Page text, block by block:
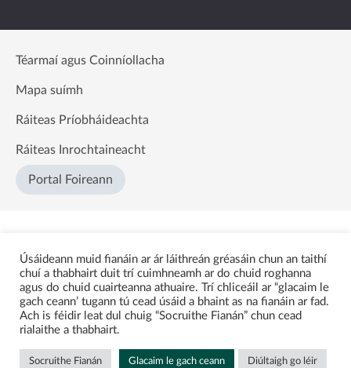
Téarmaí agus Coinníollacha
Mapa suímh
Ráiteas Príobháideachta
Ráiteas Inrochtaineacht
Portal Foireann
Úsáideann muid fianáin ar ár láithreán gréasáin chun an taithí
chuí a thabhairt duit trí cuimhneamh ar do chuid roghanna
agus do chuid cuairteanna athuaire. Trí chliceáil ar “glacaim le
gach ceann’ tugann tú cead úsáid a bhaint as na fianáin ar fad.
Ach is féidir leat dul chuig “Socruithe Fianán” chun cead
rialaithe a thabhairt.
Socruithe Fianán Glacaim le gach ceann Diúltaigh go léir